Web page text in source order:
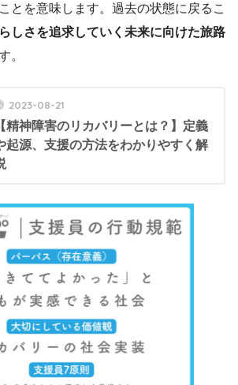
とを意味します。過去の状態に戻るこ
しさを追求していく未来に向けた旅路
。
2023-08-21
【精神障害のリカバリーとは？】定義
起源、支援の方法をわかりやすく解